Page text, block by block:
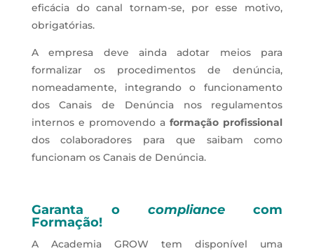
eficácia do canal tornam-se, por esse motivo,
obrigatórias.
A empresa deve ainda adotar meios para
formalizar os procedimentos de denúncia,
nomeadamente, integrando o funcionamento
dos Canais de Denúncia nos regulamentos
internos e promovendo aformação profissional
dos colaboradores para que saibam como
funcionam os Canais de Denúncia.
Garanta ocompliance com
Formação!
A Academia GROW tem disponível uma